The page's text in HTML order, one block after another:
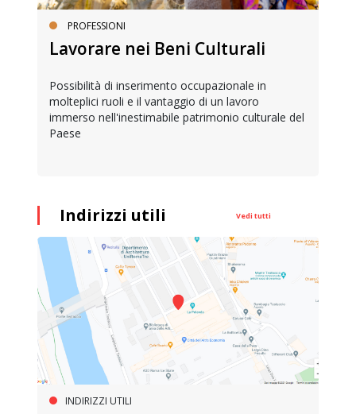
PROFESSIONI
Lavorare nei Beni Culturali
Possibilità di inserimento occupazionale in
molteplici ruoli e il vantaggio di un lavoro
immerso nell'inestimabile patrimonio culturale del
Paese
Indirizzi utili Vedi tutti
INDIRIZZI UTILI